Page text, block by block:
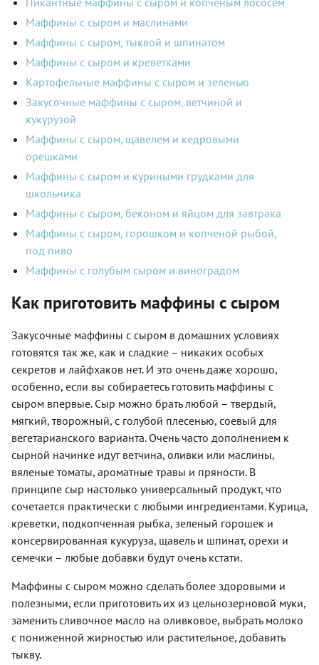
Маффины с сыром и маслинами
Маффины с сыром, тыквой и шпинатом
Маффины с сыром и креветками
Картофельные маффины с сыром и зеленью
Закусочные маффины с сыром, ветчиной и
кукурузой
Маффины с сыром, щавелем и кедровыми
орешками
Маффины с сыром и куриными грудками для
школьника
Маффины с сыром, беконом и яйцом для завтрака
Маффины с сыром, горошком и копченой рыбой,
под пиво
Маффины с голубым сыром и виноградом
Как приготовить маффины с сыром
Закусочные маффины с сыром в домашних условиях
готовятся так же, как и сладкие – никаких особых
секретов и лайфхаков нет. И это очень даже хорошо,
особенно, если вы собираетесь готовить маффины с
сыром впервые. Сыр можно брать любой – твердый,
мягкий, творожный, с голубой плесенью, соевый для
вегетарианского варианта. Очень часто дополнением к
сырной начинке идут ветчина, оливки или маслины,
вяленые томаты, ароматные травы и пряности. В
принципе сыр настолько универсальный продукт, что
сочетается практически с любыми ингредиентами. Курица,
креветки, подкопченная рыбка, зеленый горошек и
консервированная кукуруза, щавель и шпинат, орехи и
семечки – любые добавки будут очень кстати.
Маффины с сыром можно сделать более здоровыми и
полезными, если приготовить их из цельнозерновой муки,
заменить сливочное масло на оливковое, выбрать молоко
с пониженной жирностью или растительное, добавить
тыкву.